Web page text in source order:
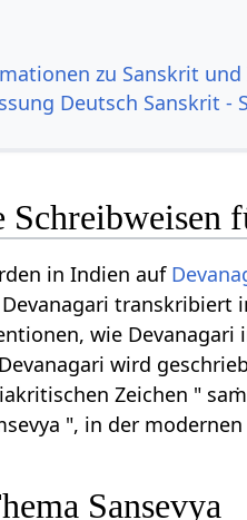
zu Sanskrit und
Deutsch Sanskrit -
Schreibweisen
in Indien auf
transkribiert
wie
wird
Zeichen "
", in der
Sansevya